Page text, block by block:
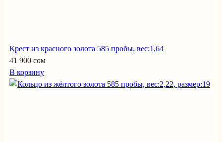
Крест из красного золота 585 пробы, вес:1,64
41 900 сом
В корзину